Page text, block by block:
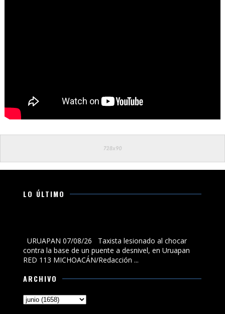
LO ÚLTIMO
URUAPAN 07/08/26 Taxista lesionado al chocar
contra la base de un puente a desnivel, en Uruapan
RED 113 MICHOACÁN/Redacción ...
ARCHIVO